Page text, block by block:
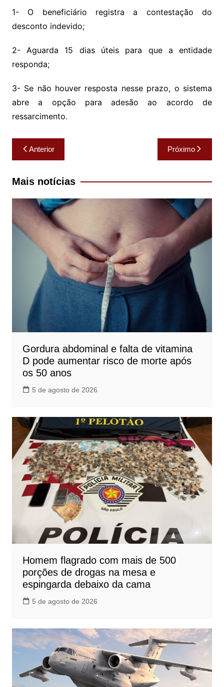
1- O beneficiário registra a contestação do
desconto indevido;
2- Aguarda 15 dias úteis para que a entidade
responda;
3- Se não houver resposta nesse prazo, o sistema
abre a opção para adesão ao acordo de
ressarcimento.
Navegação
de
Post
Anterior Próximo
Mais notícias
Gordura abdominal e falta de vitamina
D pode aumentar risco de morte após
os 50 anos
5 de agosto de 2026
Homem flagrado com mais de 500
porções de drogas na mesa e
espingarda debaixo da cama
5 de agosto de 2026